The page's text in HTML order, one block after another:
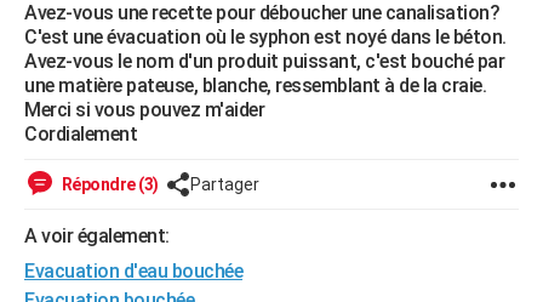
Mobiles
Meilleur smartphone
Internet
Ordinateurs
Jeux vidéo
Guide high-tech
+BRICOLAGE
Forum
Aménagement intérieur
Extérieur
Cuisine
Salle de bains
Jardinage
Rangement
WEEK-END
Guides de France
Escapades
Patrimoine
Expositions
Musées
Week-end nature
+LIFESTYLE
Art de vivre
Bien-être
Loisirs
Mode
Modes de vie
SANTE
VOYAGE
Destinations
City break
Voyage nature
Voyage de noces
Forum
Climat
PHOTO
Avez-vous une recette pour déboucher une canalisation?
C'est une évacuation où le syphon est noyé dans le béton.
Avez-vous le nom d'un produit puissant, c'est bouché par
une matière pateuse, blanche, ressemblant à de la craie.
Merci si vous pouvez m'aider
Cordialement
Répondre (3) Partager
A voir également:
Evacuation d'eau bouchée